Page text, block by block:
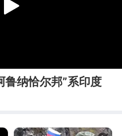
Play
鲁纳恰尔邦”系印度